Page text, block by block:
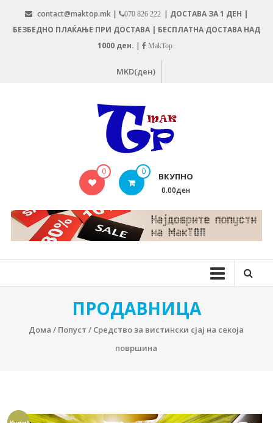
content
contact@maktop.mk | 070 826 222 | ДОСТАВА ЗА 1 ДЕН |
БЕЗБЕДНО ПЛАЌАЊЕ ПРИ ДОСТАВА | БЕСПЛАТНА ДОСТАВА НАД
1000 ден. | MakTop
MKD(ден)
MAKTOP.MK
0 0 ВКУПНО
0.00ден
ПРОДАВНИЦА
Дома / Попуст / Средство за вистински сјај на секоја
површина